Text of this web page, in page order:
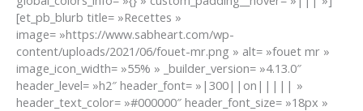
[et_pb_blurb title= »Recettes »
image= »https://www.sabheart.com/wp-
content/uploads/2021/06/fouet-mr.png » alt= »fouet mr »
image_icon_width= »55% » _builder_version= »4.13.0″
header_level= »h2″ header_font= »|300||on||||| »
header_text_color= »#000000″ header_font_size= »18px »